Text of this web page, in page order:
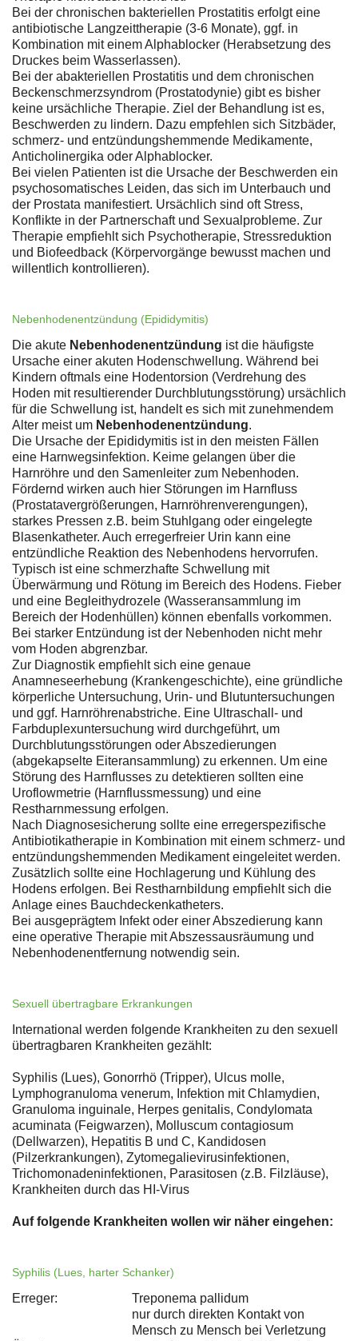
Bei der chronischen bakteriellen Prostatitis erfolgt eine
antibiotische Langzeittherapie (3-6 Monate), ggf. in
Kombination mit einem Alphablocker (Herabsetzung des
Druckes beim Wasserlassen).
Bei der abakteriellen Prostatitis und dem chronischen
Beckenschmerzsyndrom (Prostatodynie) gibt es bisher
keine ursächliche Therapie. Ziel der Behandlung ist es,
Beschwerden zu lindern. Dazu empfehlen sich Sitzbäder,
schmerz- und entzündungshemmende Medikamente,
Anticholinergika oder Alphablocker.
Bei vielen Patienten ist die Ursache der Beschwerden ein
psychosomatisches Leiden, das sich im Unterbauch und
der Prostata manifestiert. Ursächlich sind oft Stress,
Konflikte in der Partnerschaft und Sexualprobleme. Zur
Therapie empfiehlt sich Psychotherapie, Stressreduktion
und Biofeedback (Körpervorgänge bewusst machen und
willentlich kontrollieren).
Nebenhodenentzündung (Epididymitis)
Die akute Nebenhodenentzündung ist die häufigste
Ursache einer akuten Hodenschwellung. Während bei
Kindern oftmals eine Hodentorsion (Verdrehung des
Hoden mit resultierender Durchblutungsstörung) ursächlich
für die Schwellung ist, handelt es sich mit zunehmendem
Alter meist um Nebenhodenentzündung.
Die Ursache der Epididymitis ist in den meisten Fällen
eine Harnwegsinfektion. Keime gelangen über die
Harnröhre und den Samenleiter zum Nebenhoden.
Fördernd wirken auch hier Störungen im Harnfluss
(Prostatavergrößerungen, Harnröhrenverengungen),
starkes Pressen z.B. beim Stuhlgang oder eingelegte
Blasenkatheter. Auch erregerfreier Urin kann eine
entzündliche Reaktion des Nebenhodens hervorrufen.
Typisch ist eine schmerzhafte Schwellung mit
Überwärmung und Rötung im Bereich des Hodens. Fieber
und eine Begleithydrozele (Wasseransammlung im
Bereich der Hodenhüllen) können ebenfalls vorkommen.
Bei starker Entzündung ist der Nebenhoden nicht mehr
vom Hoden abgrenzbar.
Zur Diagnostik empfiehlt sich eine genaue
Anamneseerhebung (Krankengeschichte), eine gründliche
körperliche Untersuchung, Urin- und Blutuntersuchungen
und ggf. Harnröhrenabstriche. Eine Ultraschall- und
Farbduplexuntersuchung wird durchgeführt, um
Durchblutungsstörungen oder Abszedierungen
(abgekapselte Eiteransammlung) zu erkennen. Um eine
Störung des Harnflusses zu detektieren sollten eine
Uroflowmetrie (Harnflussmessung) und eine
Restharnmessung erfolgen.
Nach Diagnosesicherung sollte eine erregerspezifische
Antibiotikatherapie in Kombination mit einem schmerz- und
entzündungshemmenden Medikament eingeleitet werden.
Zusätzlich sollte eine Hochlagerung und Kühlung des
Hodens erfolgen. Bei Restharnbildung empfiehlt sich die
Anlage eines Bauchdeckenkatheters.
Bei ausgeprägtem Infekt oder einer Abszedierung kann
eine operative Therapie mit Abszessausräumung und
Nebenhodenentfernung notwendig sein.
Sexuell übertragbare Erkrankungen
International werden folgende Krankheiten zu den sexuell
übertragbaren Krankheiten gezählt:
Syphilis (Lues), Gonorrhö (Tripper), Ulcus molle,
Lymphogranuloma venerum, Infektion mit Chlamydien,
Granuloma inguinale, Herpes genitalis, Condylomata
acuminata (Feigwarzen), Molluscum contagiosum
(Dellwarzen), Hepatitis B und C, Kandidosen
(Pilzerkrankungen), Zytomegalievirusinfektionen,
Trichomonadeninfektionen, Parasitosen (z.B. Filzläuse),
Krankheiten durch das HI-Virus
Auf folgende Krankheiten wollen wir näher eingehen:
Syphilis (Lues, harter Schanker)
Erreger: Treponema pallidum
nur durch direkten Kontakt von
Mensch zu Mensch bei Verletzung